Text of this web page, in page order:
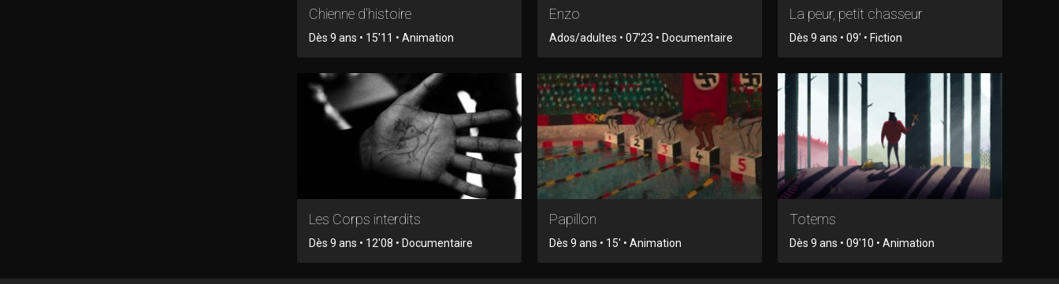
Chienne d'histoire
Dès 9 ans • 15'11 • Animation
Enzo
Ados/adultes • 07'23 • Documentaire
La peur, petit chasseur
Dès 9 ans • 09' • Fiction
Les Corps interdits
Dès 9 ans • 12'08 • Documentaire
Papillon
Dès 9 ans • 15' • Animation
Totems
Dès 9 ans • 09'10 • Animation